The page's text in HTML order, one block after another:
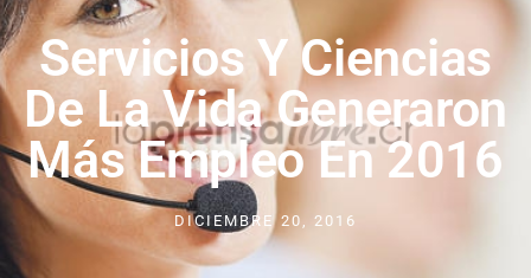
Servicios Y Ciencias
De La Vida Generaron
Más Empleo En 2016
DICIEMBRE 20, 2016